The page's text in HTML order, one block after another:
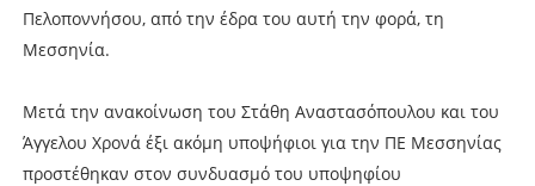
Πελοποννήσου, από την έδρα του αυτή την φορά, τη
Μεσσηνία.
Μετά την ανακοίνωση του Στάθη Αναστασόπουλου και του
Άγγελου Χρονά έξι ακόμη υποψήφιοι για την ΠΕ Μεσσηνίας
προστέθηκαν στον συνδυασμό του υποψηφίου